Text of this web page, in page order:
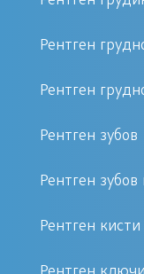
методику
костного
организма,
Рентген
Рентген
Рентген зубов
Рентген
Рентген кисти